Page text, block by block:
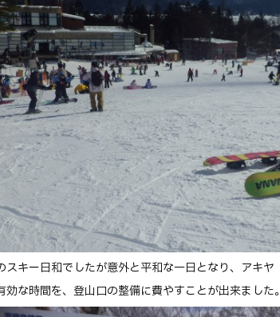
スキー日和でしたが意外と平和な一日となり、アキヤ
効な時間を、登山口の整備に費やすことが出来ました。